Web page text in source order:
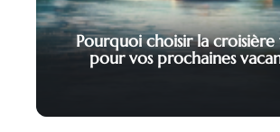
Pourquoi choisir la croisière
pour vos prochaines